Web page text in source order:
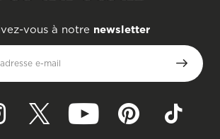
vous à notre newsletter
e-mail